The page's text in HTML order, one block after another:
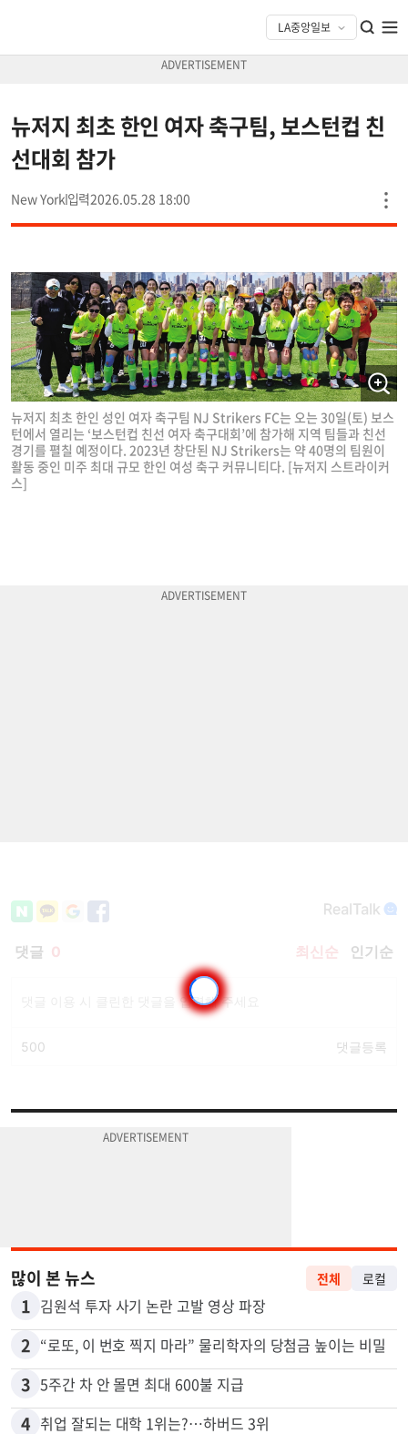
뉴저지 최초 한인 여자 축구팀, 보스턴컵 친
선대회 참가
New York 2026.05.28 18:00
뉴저지 최초 한인 성인 여자 축구팀 NJ Strikers FC는 오는 30일(토) 보스
턴에서 열리는 ‘보스턴컵 친선 여자 축구대회’에 참가해 지역 팀들과 친선
경기를 펼칠 예정이다. 2023년 창단된 NJ Strikers는 약 40명의 팀원이
활동 중인 미주 최대 규모 한인 여성 축구 커뮤니티다. [뉴저지 스트라이커
스]
많이 본 뉴스 전체 로컬
1 김원석 투자 사기 논란 고발 영상 파장
2 “로또, 이 번호 찍지 마라” 물리학자의 당첨금 높이는 비밀
3 5주간 차 안 몰면 최대 600불 지급
4 취업 잘되는 대학 1위는?…하버드 3위